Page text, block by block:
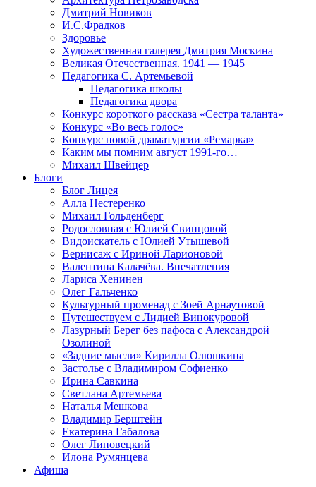
Дмитрий Новиков
И.С.Фрадков
Здоровье
Художественная галерея Дмитрия Москина
Великая Отечественная. 1941 — 1945
Педагогика С. Артемьевой
Педагогика школы
Педагогика двора
Конкурс короткого рассказа «Сестра таланта»
Конкурс «Во весь голос»
Конкурс новой драматургии «Ремарка»
Каким мы помним август 1991-го…
Михаил Швейцер
Блоги
Блог Лицея
Алла Нестеренко
Михаил Гольденберг
Родословная с Юлией Свинцовой
Видоискатель с Юлией Утышевой
Вернисаж с Ириной Ларионовой
Валентина Калачёва. Впечатления
Лариса Хенинен
Олег Гальченко
Культурный променад с Зоей Арнаутовой
Путешествуем с Лидией Винокуровой
Лазурный Берег без пафоса с Александрой
Озолиной
«Задние мысли» Кирилла Олюшкина
Застолье с Владимиром Софиенко
Ирина Савкина
Светлана Артемьева
Наталья Мешкова
Владимир Берштейн
Екатерина Габалова
Олег Липовецкий
Илона Румянцева
Афиша